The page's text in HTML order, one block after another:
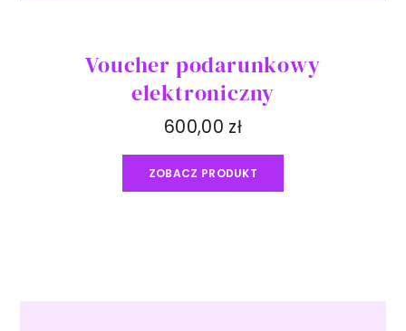
Voucher podarunkowy
elektroniczny
600,00 zł
ZOBACZ PRODUKT